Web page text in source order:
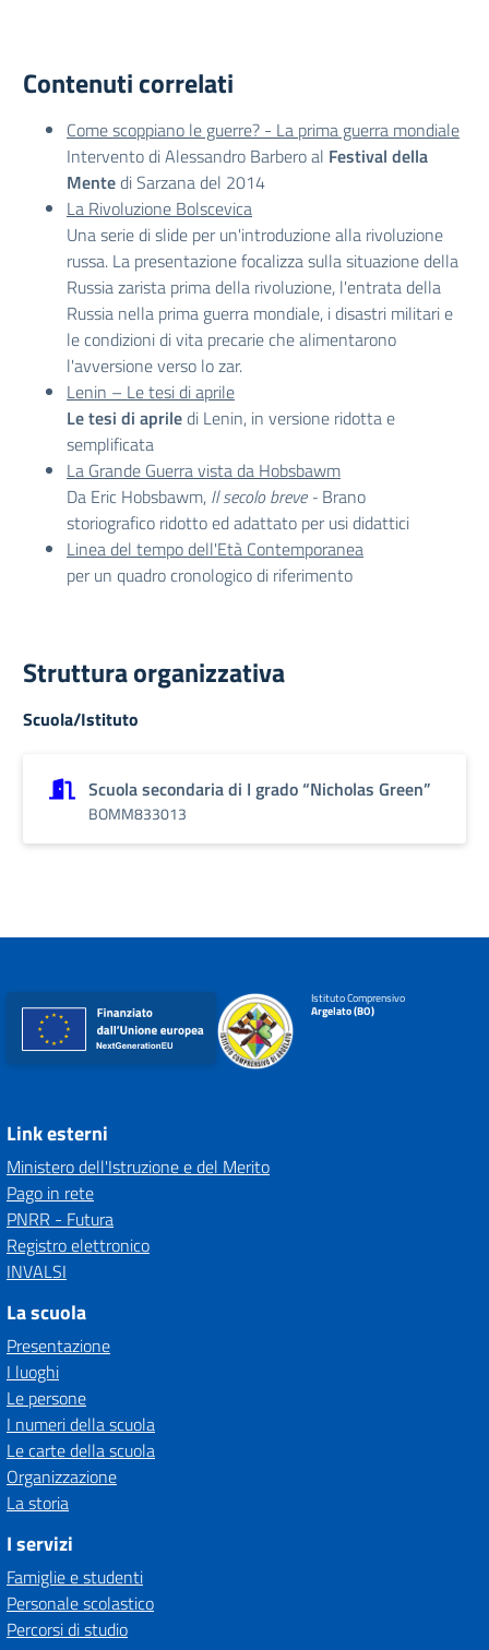
Contenuti correlati
Come scoppiano le guerre? - La prima guerra mondiale
Intervento di Alessandro Barbero al Festival della
Mentedi Sarzana del 2014
La Rivoluzione Bolscevica
Una serie di slide per un'introduzione alla rivoluzione
russa. La presentazione focalizza sulla situazione della
Russia zarista prima della rivoluzione, l'entrata della
Russia nella prima guerra mondiale, i disastri militari e
le condizioni di vita precarie che alimentarono
l'avversione verso lo zar.
Lenin – Le tesi di aprile
Le tesi di apriledi Lenin, in versione ridotta e
semplificata
La Grande Guerra vista da Hobsbawm
Da Eric Hobsbawm, Il secolo breve - Brano
storiografico ridotto ed adattato per usi didattici
Linea del tempo dell'Età Contemporanea
per un quadro cronologico di riferimento
Struttura organizzativa
Scuola/Istituto
Scuola secondaria di I grado “Nicholas Green”
BOMM833013
Istituto Comprensivo
Argelato (BO)
Link esterni
Ministero dell'Istruzione e del Merito
Pago in rete
PNRR - Futura
Registro elettronico
INVALSI
La scuola
Presentazione
I luoghi
Le persone
I numeri della scuola
Le carte della scuola
Organizzazione
La storia
I servizi
Famiglie e studenti
Personale scolastico
Percorsi di studio